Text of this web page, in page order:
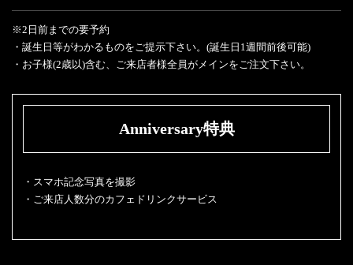
※2日前までの要予約
・誕生日等がわかるものをご提示下さい。(誕生日1週間前後可能)
・お子様(2歳以)含む、ご来店者様全員がメインをご注文下さい。
Anniversary特典
・スマホ記念写真を撮影
・ご来店人数分のカフェドリンクサービス